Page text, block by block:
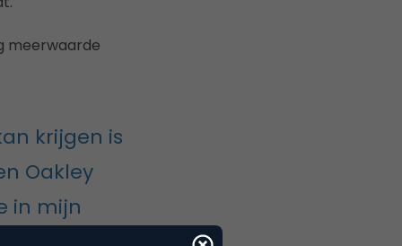
meerwaarde
krijgen is
Oakley
in mijn